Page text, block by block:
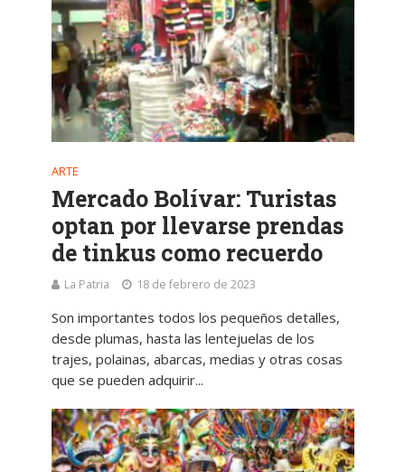
ARTE
Mercado Bolívar: Turistas
optan por llevarse prendas
de tinkus como recuerdo
La Patria 18 de febrero de 2023
Son importantes todos los pequeños detalles,
desde plumas, hasta las lentejuelas de los
trajes, polainas, abarcas, medias y otras cosas
que se pueden adquirir...